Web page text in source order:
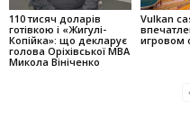
110 тисяч доларів
готівкою і «Жигулі-
Копійка»: що декларує
голова Оріхівської МВА
Микола Вініченко
Vulkan
игровом